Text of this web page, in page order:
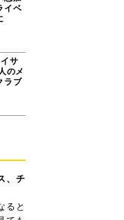
イベ
サ
のメ
ラブ
、チ
ると